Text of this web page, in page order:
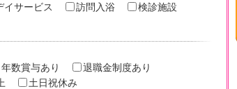
イサービス 訪問入浴
検診施設
数賞与あり
退職金制度あり
土日祝休み